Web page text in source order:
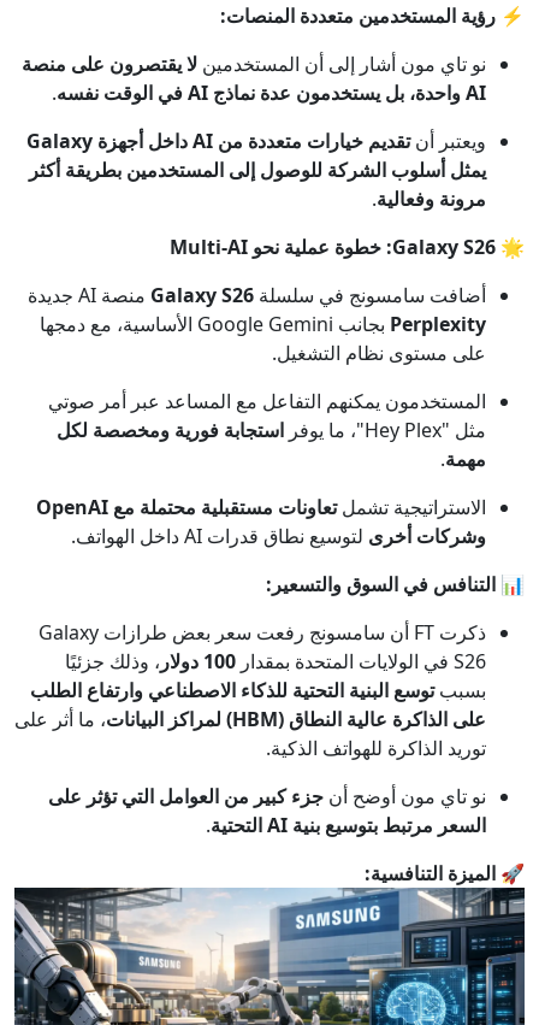
⚡ رؤية المستخدمين متعددة المنصات:
نو تاي مون أشار إلى أن المستخدمين لا يقتصرون على منصة
AI واحدة، بل يستخدمون عدة نماذج AI في الوقت نفسه
.
ويعتبر أن
تقديم خيارات متعددة من AI داخل أجهزة Galaxy
يمثل أسلوب الشركة للوصول إلى المستخدمين بطريقة أكثر
مرونة وفعالية.
🌟 Galaxy S26: خطوة عملية نحو Multi-AI
أضافت سامسونج في سلسلة Galaxy S26 منصة AI جديدة
Perplexity
بجانب Google Gemini الأساسية، مع دمجها
على مستوى نظام التشغيل.
المستخدمون يمكنهم التفاعل مع المساعد عبر أمر صوتي
مثل "Hey Plex"، ما يوفر
استجابة فورية ومخصصة لكل
مهمة.
الاستراتيجية تشمل
تعاونات مستقبلية محتملة مع OpenAI
وشركات أخرى لتوسيع نطاق قدرات AI داخل الهواتف.
📊 التنافس في السوق والتسعير:
ذكرت FT أن سامسونج رفعت سعر بعض طرازات Galaxy
S26 في الولايات المتحدة بمقدار
100 دولار
، وذلك جزئيًا
بسببتوسع البنية التحتية للذكاء الاصطناعي وارتفاع الطلب
على الذاكرة عالية النطاق (HBM) لمراكز البيانات
، ما أثر على
توريد الذاكرة للهواتف الذكية.
نو تاي مون أوضح أن جزء كبير من العوامل التي تؤثر على
السعر مرتبط بتوسيع بنية AI التحتية
.
🚀 الميزة التنافسية: